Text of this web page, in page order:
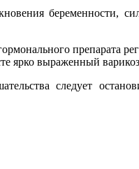
беременности,
препарата
ярко выраженный
следует